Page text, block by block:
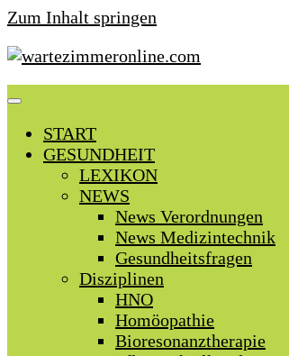
Zum Inhalt springen
START
GESUNDHEIT
LEXIKON
NEWS
News Verordnungen
News Medizintechnik
Gesundheitsfragen
Disziplinen
HNO
Homöopathie
Bioresonanztherapie